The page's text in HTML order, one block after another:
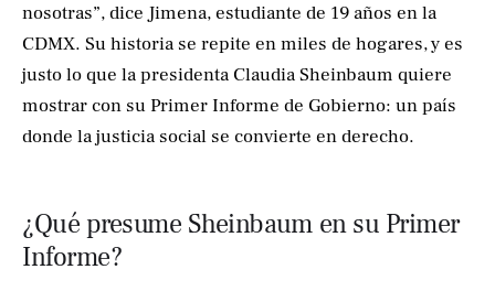
nosotras”, dice Jimena, estudiante de 19 años en la
CDMX. Su historia se repite en miles de hogares, y es
justo lo que la presidenta Claudia Sheinbaum quiere
mostrar con su Primer Informe de Gobierno: un país
donde la justicia social se convierte en derecho.
¿Qué presume Sheinbaum en su Primer
Informe?